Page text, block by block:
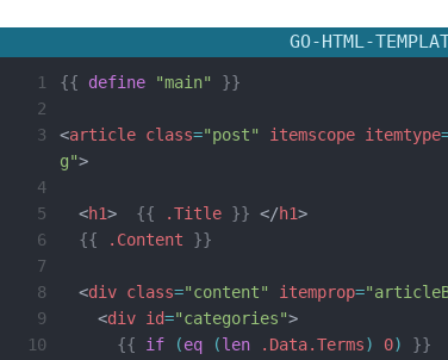
GO-HTML-
1 {{ define "main"
}}
2
3
<article class="post" itemscope itemtype
g"
>
4
5
<h1> {{ .Title }} </h1
>
6
{{ .Content
}}
7
8
<div class="content" itemprop=
9
<div id="categories"
>
10
{{ if (eq (len .Data.Terms) 0)
}}